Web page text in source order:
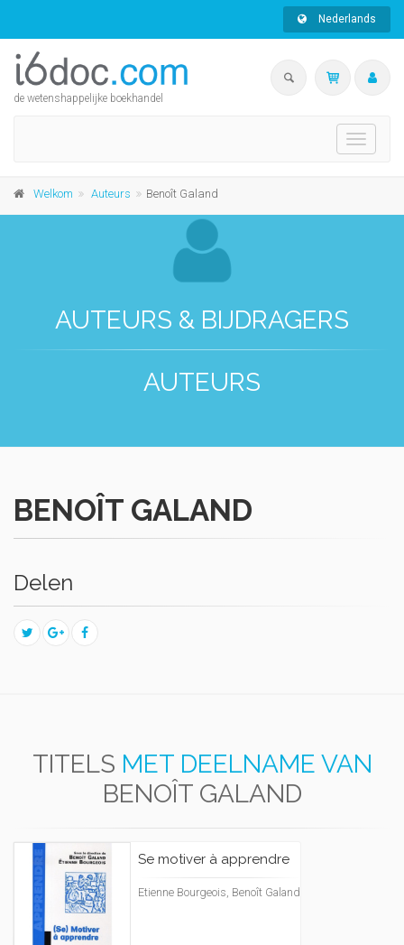
Nederlands
de wetenshappelijke boekhandel
Toggle
Welkom Auteurs Benoît Galand
AUTEURS & BIJDRAGERS
AUTEURS
BENOÎT GALAND
Delen
TITELS MET DEELNAME VAN
BENOÎT GALAND
Se motiver à apprendre
Etienne Bourgeois, Benoît Galand